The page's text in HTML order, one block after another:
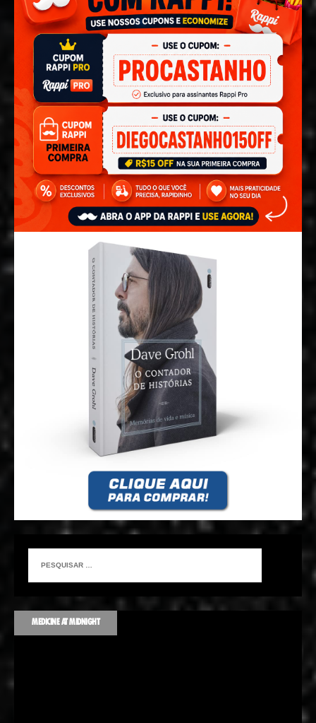
MEDICINE AT MIDNIGHT